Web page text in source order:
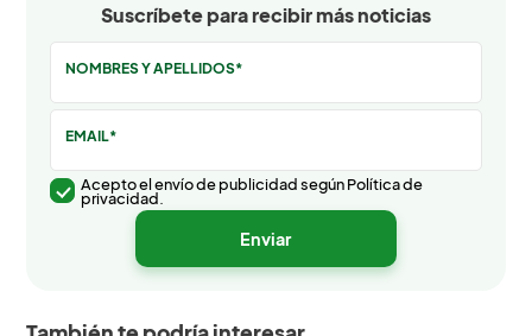
Suscríbete para recibir más noticias
NOMBRES Y APELLIDOS*
EMAIL*
Acepto el envío de publicidad según Política de
privacidad.